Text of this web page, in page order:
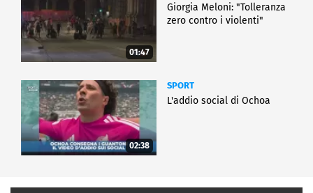
01:47
Giorgia Meloni: "Tolleranza
zero contro i violenti"
02:38
SPORT
L'addio social di Ochoa